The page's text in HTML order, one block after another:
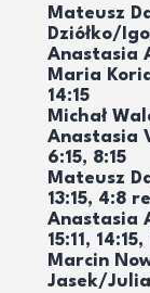
Mateusz
Dziółko/
Anastasia
Maria
14:15
Michał
Anastasia
6:15, 8:15
Mateusz
13:15, 4:8
Anastasia
15:11, 14:15,
Marcin
Jasek/Julia